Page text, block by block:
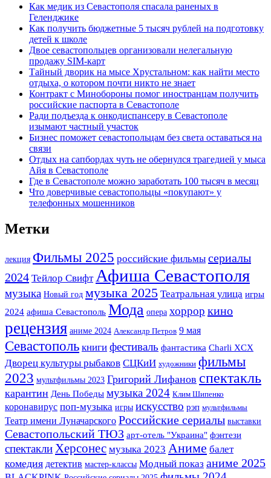
Как медик из Севастополя спасала раненых в
Геленджике
Как получить бюджетные 5 тысяч рублей на подготовку
детей к школе
Двое севастопольцев организовали нелегальную
продажу SIM-карт
Тайный дворик на мысе Хрустальном: как найти место
отдыха, о котором почти никто не знает
Контракт с Минобороны помог иностранцам получить
российские паспорта в Севастополе
Ради подъезда к онкодиспансеру в Севастополе
изымают частный участок
Бизнес поможет севастопольцам без света оставаться на
связи
Отдых на сапбордах чуть не обернулся трагедией у мыса
Айя в Севастополе
Где в Севастополе можно заработать 100 тысяч в месяц
Что доверчивые севастопольцы «покупают» у
телефонных мошенников
Метки
лекция Фильмы 2025 российские фильмы сериалы
2024 Тейлор Свифт Афиша Севастополя
музыка Новый год музыка 2025 Театральная улица игры
2024 афиша Севастополь Мода опера хоррор кино
рецензия аниме 2024 Александр Петров 9 мая
Севастополь книги фестиваль фантастика Charli XCX
Дворец культуры рыбаков СЦКиИ художники фильмы
2023 мультфильмы 2023 Григорий Лифанов спектакль
карантин День Победы музыка 2024 Клим Шипенко
коронавирус поп-музыка игры искусство рэп мультфильмы
Театр имени Луначарского Российские сериалы выставки
Севастопольский ТЮЗ арт-отель "Украина" фэнтези
спектакли Херсонес музыка 2023 Аниме балет
комедия детектив мастер-классы Модный показ аниме 2025